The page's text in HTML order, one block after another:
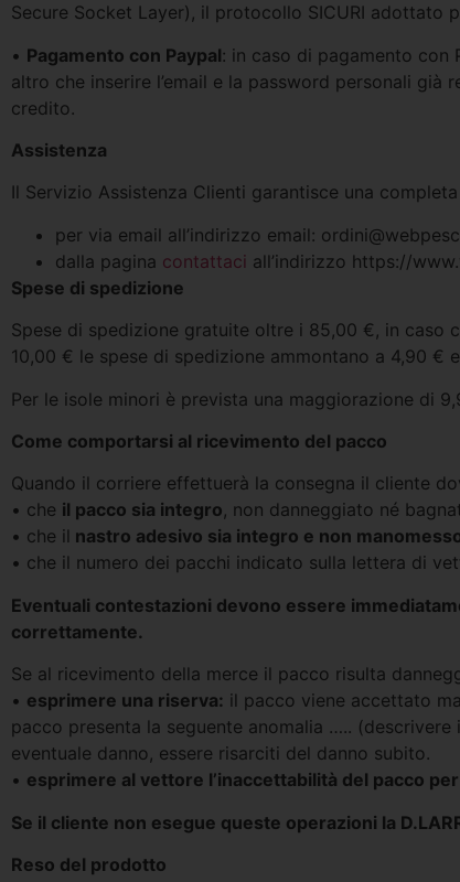
Secure Socket Layer), il protocollo SICURI adottato
• Pagamento con Paypal: in caso di pagamento con
altro che inserire l’email e la password personali
credito.
Assistenza
Il Servizio Assistenza Clienti garantisce una
per via email all’indirizzo email:
dalla pagina contattaci all’indirizzo https://
Spese di spedizione
Spese di spedizione gratuite oltre i 85,00 €, in caso
10,00 € le spese di spedizione ammontano a 4,90 €
Per le isole minori è prevista una maggiorazione di
Come comportarsi al ricevimento del pacco
Quando il corriere effettuerà la consegna il cliente
• che il pacco sia integro, non danneggiato né
• che il nastro adesivo sia integro e non
• che il numero dei pacchi indicato sulla lettera di
Eventuali contestazioni devono essere
correttamente.
Se al ricevimento della merce il pacco risulta
• esprimere una riserva: il pacco viene accettato
pacco presenta la seguente anomalia …..
eventuale danno, essere risarciti del danno subito.
• esprimere al vettore l’inaccettabilità del pacco
Se il cliente non esegue queste operazioni la
Reso del prodotto